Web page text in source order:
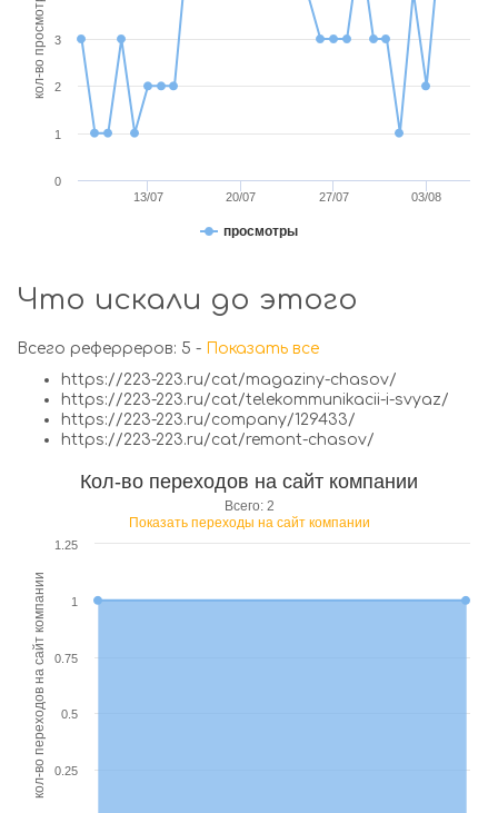
кол-во просмотров
просмотры
13/07 20/07 27/07 03/08
0
1
2
3
Что искали до этого
Всего реферреров: 5 - Показать все
https://223-223.ru/cat/magaziny-chasov/
https://223-223.ru/cat/telekommunikacii-i-svyaz/
https://223-223.ru/company/129433/
https://223-223.ru/cat/remont-chasov/
кол-во переходов на сайт компании
Кол-во переходов на сайт компании
Всего: 2
Показать переходы на сайт компании
0.25
0.5
0.75
1
1.25